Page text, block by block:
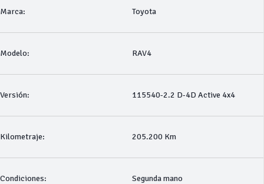
Marca: Toyota
Modelo: RAV4
Versión: 115540-2.2 D-4D Active 4x4
Kilometraje: 205.200 Km
Condiciones: Segunda mano